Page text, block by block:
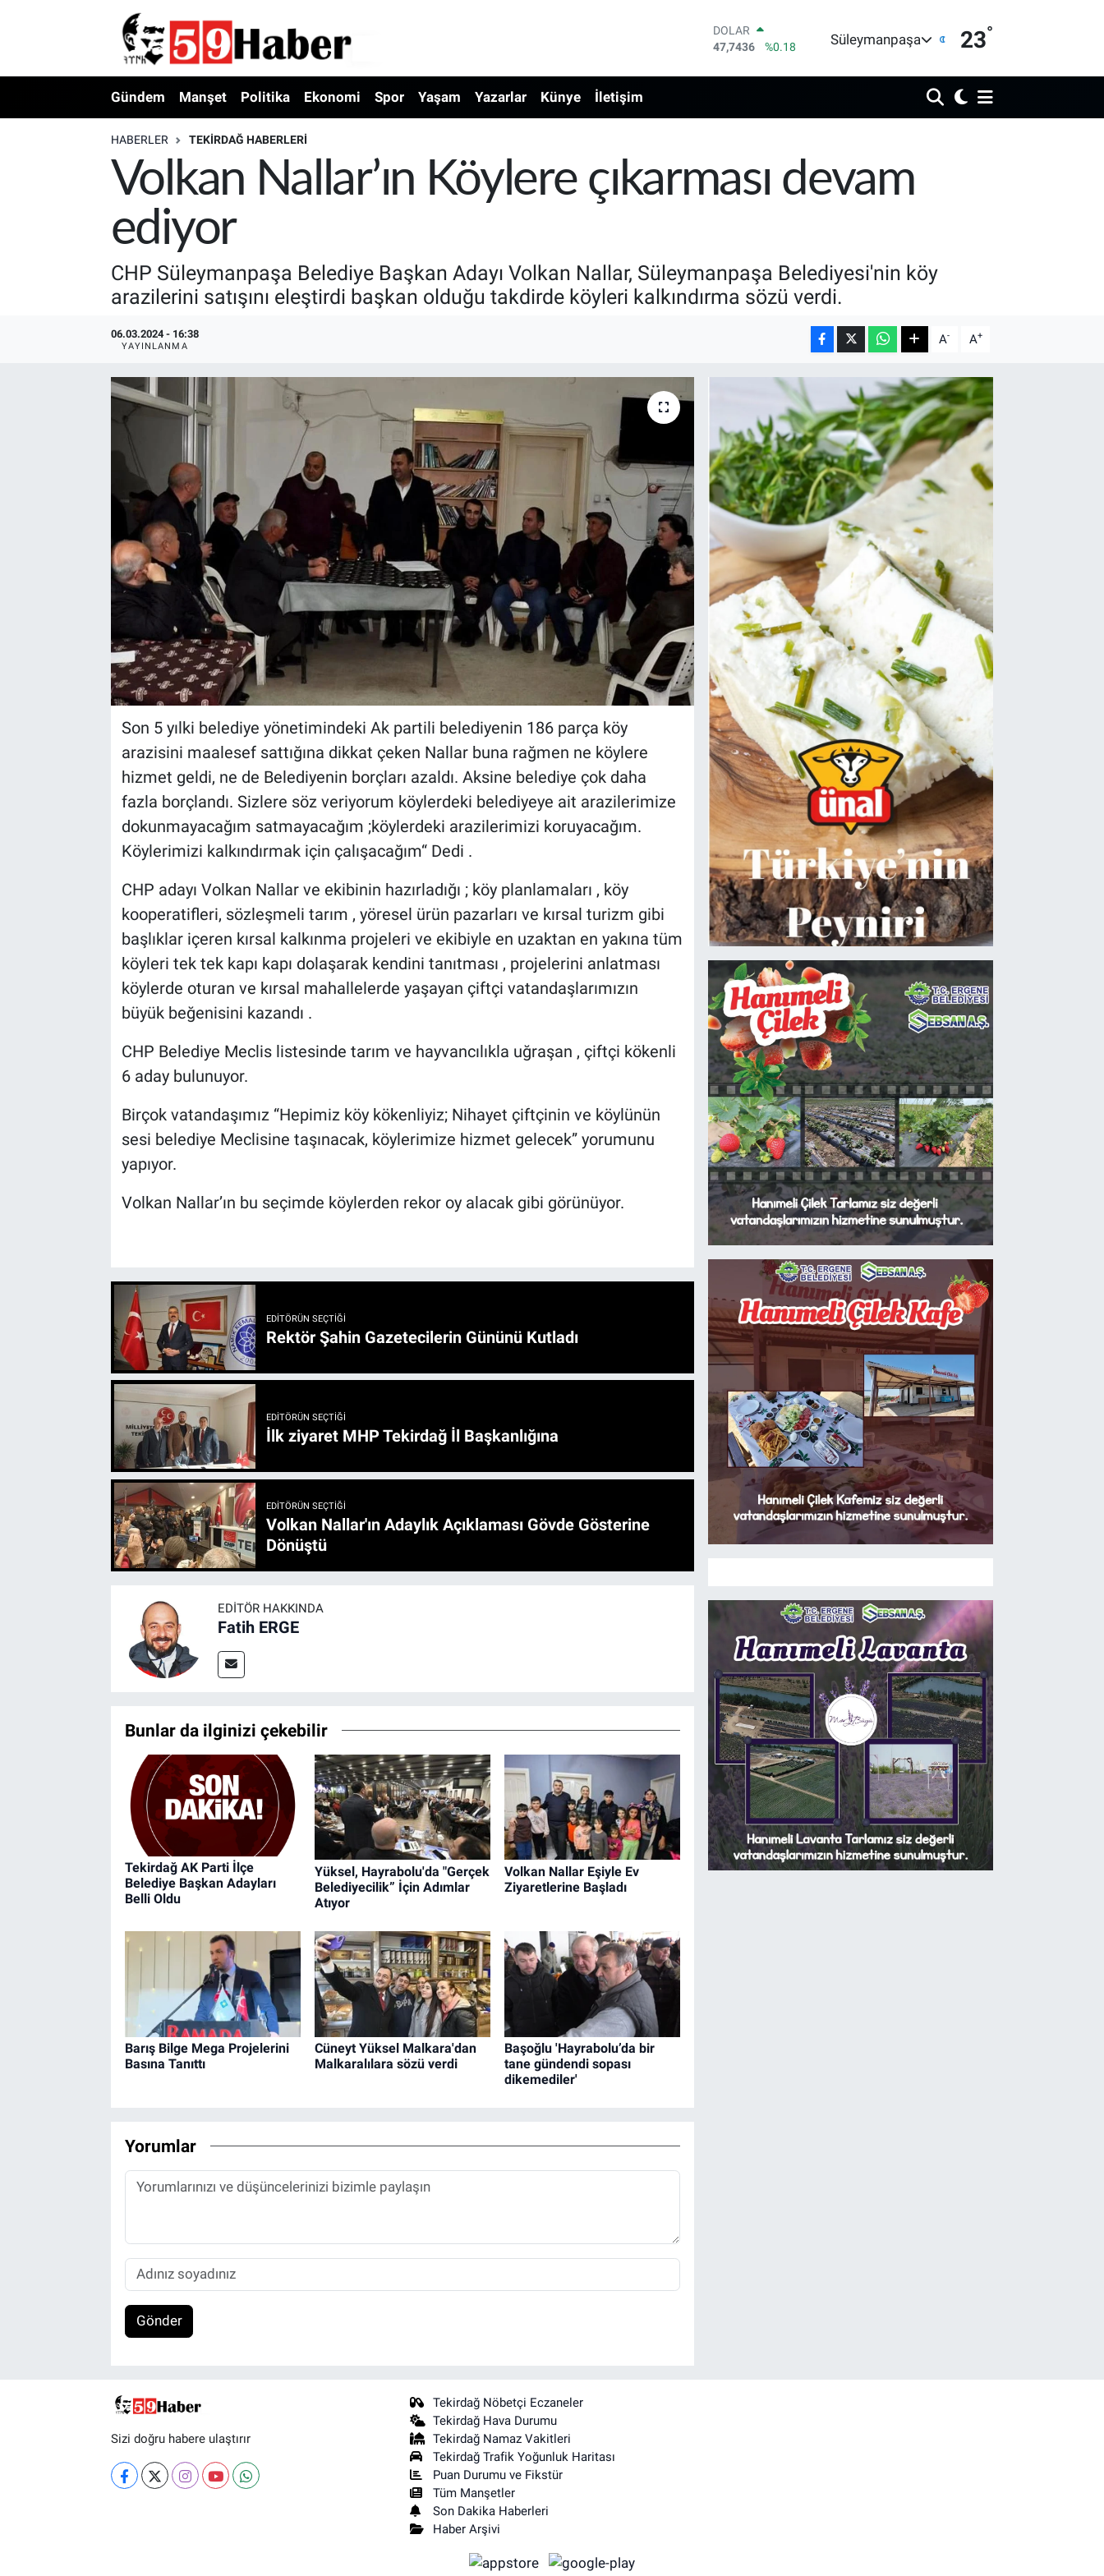
DOLAR
47,7436
%0.18
55,2510
%0.32
13.779
%-14
BITCOIN
Süleymanpaşa 23°
Gündem Manşet Politika Ekonomi Spor Yaşam Yazarlar Künye İletişim
HABERLER TEKIRDAĞ HABERLERI
Volkan Nallar’ın Köylere çıkarması devam
ediyor
CHP Süleymanpaşa Belediye Başkan Adayı Volkan Nallar, Süleymanpaşa Belediyesi'nin köy
arazilerini satışını eleştirdi başkan olduğu takdirde köyleri kalkındırma sözü verdi.
06.03.2024 - 16:38
YAYINLANMA A- A+
Son 5 yılki belediye yönetimindeki Ak partili belediyenin 186 parça köy
arazisini maalesef sattığına dikkat çeken Nallar buna rağmen ne köylere
hizmet geldi, ne de Belediyenin borçları azaldı. Aksine belediye çok daha
fazla borçlandı. Sizlere söz veriyorum köylerdeki belediyeye ait arazilerimize
dokunmayacağım satmayacağım ;köylerdeki arazilerimizi koruyacağım.
Köylerimizi kalkındırmak için çalışacağım“ Dedi .
CHP adayı Volkan Nallar ve ekibinin hazırladığı ; köy planlamaları , köy
kooperatifleri, sözleşmeli tarım , yöresel ürün pazarları ve kırsal turizm gibi
başlıklar içeren kırsal kalkınma projeleri ve ekibiyle en uzaktan en yakına tüm
köyleri tek tek kapı kapı dolaşarak kendini tanıtması , projelerini anlatması
köylerde oturan ve kırsal mahallelerde yaşayan çiftçi vatandaşlarımızın
büyük beğenisini kazandı .
CHP Belediye Meclis listesinde tarım ve hayvancılıkla uğraşan , çiftçi kökenli
6 aday bulunuyor.
Birçok vatandaşımız “Hepimiz köy kökenliyiz; Nihayet çiftçinin ve köylünün
sesi belediye Meclisine taşınacak, köylerimize hizmet gelecek” yorumunu
yapıyor.
Volkan Nallar’ın bu seçimde köylerden rekor oy alacak gibi görünüyor.
EDITÖRÜN SEÇTIĞI
Rektör Şahin Gazetecilerin Gününü Kutladı
EDITÖRÜN SEÇTIĞI
İlk ziyaret MHP Tekirdağ İl Başkanlığına
EDITÖRÜN SEÇTIĞI
Volkan Nallar'ın Adaylık Açıklaması Gövde Gösterine
Dönüştü
EDITÖR HAKKINDA
Fatih ERGE
Bunlar da ilginizi çekebilir
Tekirdağ AK Parti İlçe
Belediye Başkan Adayları
Belli Oldu
Yüksel, Hayrabolu'da "Gerçek
Belediyecilik” İçin Adımlar
Atıyor
Volkan Nallar Eşiyle Ev
Ziyaretlerine Başladı
Barış Bilge Mega Projelerini
Basına Tanıttı
Cüneyt Yüksel Malkara'dan
Malkaralılara sözü verdi
Başoğlu 'Hayrabolu’da bir
tane gündendi sopası
dikemediler'
Yorumlar
Gönder
Sizi doğru habere ulaştırır
Tekirdağ Nöbetçi Eczaneler
Tekirdağ Hava Durumu
Tekirdağ Namaz Vakitleri
Tekirdağ Trafik Yoğunluk Haritası
Puan Durumu ve Fikstür
Tüm Manşetler
Son Dakika Haberleri
Haber Arşivi